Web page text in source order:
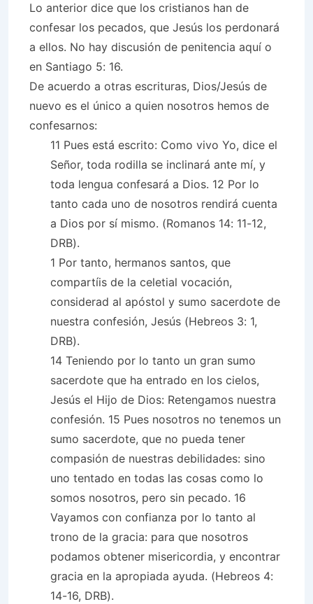
Lo anterior dice que los cristianos han de
confesar los pecados, que Jesús los perdonará
a ellos. No hay discusión de penitencia aquí o
en Santiago 5: 16.
De acuerdo a otras escrituras, Dios/Jesús de
nuevo es el único a quien nosotros hemos de
confesarnos:
11 Pues está escrito: Como vivo Yo, dice el
Señor, toda rodilla se inclinará ante mí, y
toda lengua confesará a Dios. 12 Por lo
tanto cada uno de nosotros rendirá cuenta
a Dios por sí mismo. (Romanos 14: 11-12,
DRB).
1 Por tanto, hermanos santos, que
compartíis de la celetial vocación,
considerad al apóstol y sumo sacerdote de
nuestra confesión, Jesús (Hebreos 3: 1,
DRB).
14 Teniendo por lo tanto un gran sumo
sacerdote que ha entrado en los cielos,
Jesús el Hijo de Dios: Retengamos nuestra
confesión. 15 Pues nosotros no tenemos un
sumo sacerdote, que no pueda tener
compasión de nuestras debilidades: sino
uno tentado en todas las cosas como lo
somos nosotros, pero sin pecado. 16
Vayamos con confianza por lo tanto al
trono de la gracia: para que nosotros
podamos obtener misericordia, y encontrar
gracia en la apropiada ayuda. (Hebreos 4:
14-16, DRB).